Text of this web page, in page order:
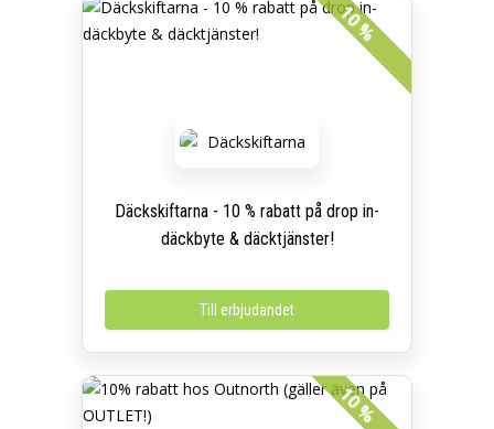
10 %
Däckskiftarna - 10 % rabatt på drop in-
däckbyte & däcktjänster!
Till erbjudandet
10 %